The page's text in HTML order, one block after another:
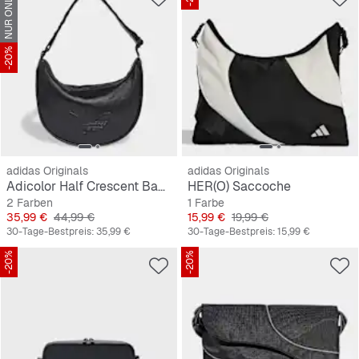
-20%
adidas Originals
Adicolor Half Crescent Bag Metallic PU
2 Farben
Preis
35,99 € Originalpreis
44,99 €
30-Tage-Bestpreis:35,99 €
adidas Originals
HER(O) Saccoche
1 Farbe
Preis
15,99 € Originalpreis
19,99 €
30-Tage-Bestpreis:15,99 €
-20% -20%